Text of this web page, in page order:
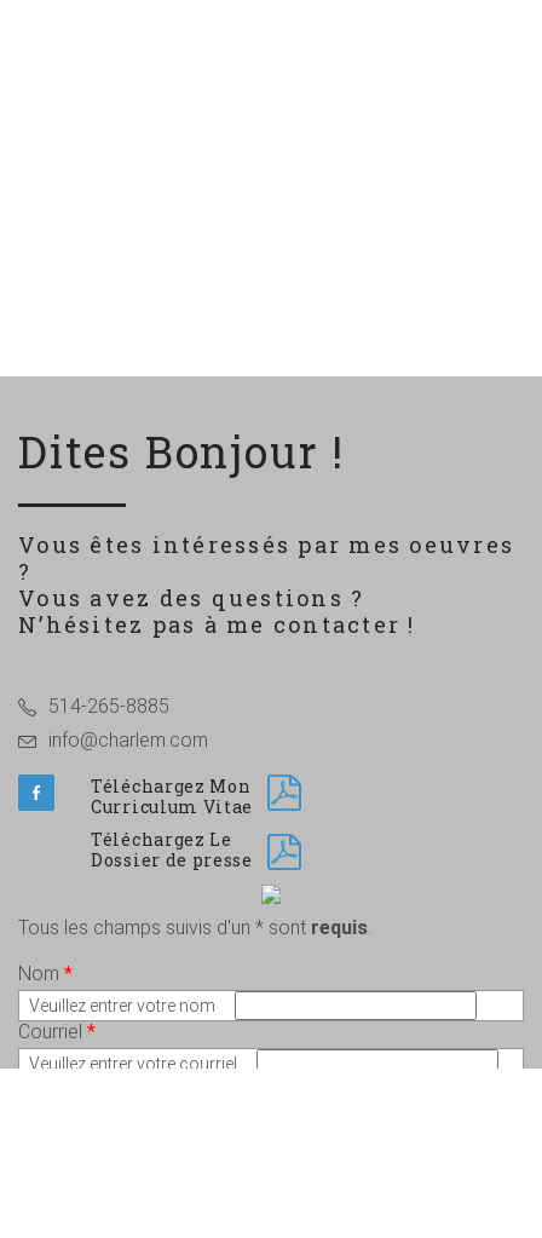
Dites Bonjour !
Vous êtes intéressés par mes oeuvres
?
Vous avez des questions ?
N’hésitez pas à me contacter !
514-265-8885
info@charlem.com
Téléchargez Mon
Curriculum Vitae
Téléchargez Le
Dossier de presse
Tous les champs suivis d'un * sont requis.
Nom *
Veuillez entrer votre nom
Courriel *
Veuillez entrer votre courriel